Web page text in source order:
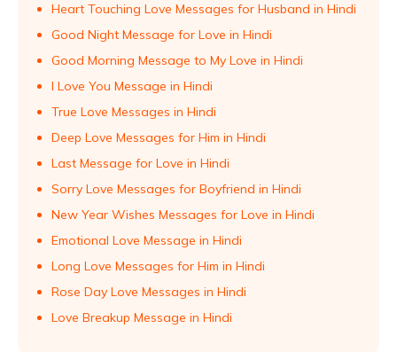
Heart Touching Love Messages for Husband in Hindi
Good Night Message for Love in Hindi
Good Morning Message to My Love in Hindi
I Love You Message in Hindi
True Love Messages in Hindi
Deep Love Messages for Him in Hindi
Last Message for Love in Hindi
Sorry Love Messages for Boyfriend in Hindi
New Year Wishes Messages for Love in Hindi
Emotional Love Message in Hindi
Long Love Messages for Him in Hindi
Rose Day Love Messages in Hindi
Love Breakup Message in Hindi